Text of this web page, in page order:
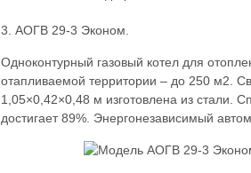
3. АОГВ 29-3 Эконом.
Одноконтурный газовый котел для
отапливаемой территории – до 250 м2.
1,05×0,42×0,48 м изготовлена из стали.
достигает 89%. Энергонезависимый